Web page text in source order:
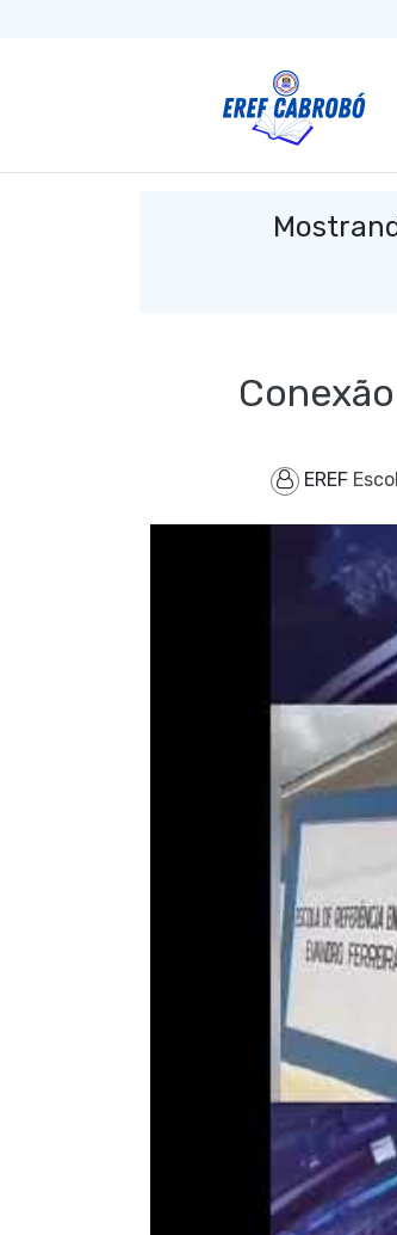
EREF